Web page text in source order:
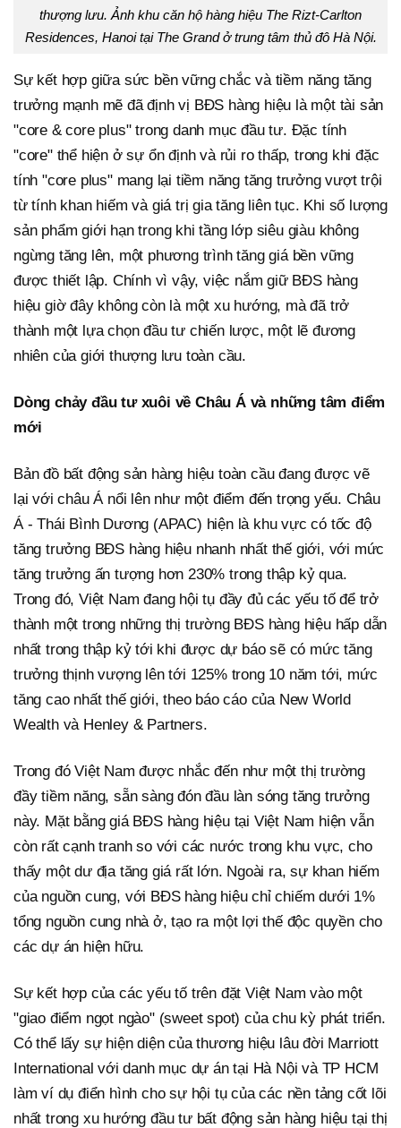
thượng lưu. Ảnh khu căn hộ hàng hiệu The Rizt-Carlton
Residences, Hanoi tại The Grand ở trung tâm thủ đô Hà Nội.
Sự kết hợp giữa sức bền vững chắc và tiềm năng tăng
trưởng mạnh mẽ đã định vị BĐS hàng hiệu là một tài sản
"core & core plus" trong danh mục đầu tư. Đặc tính
"core" thể hiện ở sự ổn định và rủi ro thấp, trong khi đặc
tính "core plus" mang lại tiềm năng tăng trưởng vượt trội
từ tính khan hiếm và giá trị gia tăng liên tục. Khi số lượng
sản phẩm giới hạn trong khi tầng lớp siêu giàu không
ngừng tăng lên, một phương trình tăng giá bền vững
được thiết lập. Chính vì vậy, việc nắm giữ BĐS hàng
hiệu giờ đây không còn là một xu hướng, mà đã trở
thành một lựa chọn đầu tư chiến lược, một lẽ đương
nhiên của giới thượng lưu toàn cầu.
Dòng chảy đầu tư xuôi về Châu Á và những tâm điểm
mới
Bản đồ bất động sản hàng hiệu toàn cầu đang được vẽ
lại với châu Á nổi lên như một điểm đến trọng yếu. Châu
Á - Thái Bình Dương (APAC) hiện là khu vực có tốc độ
tăng trưởng BĐS hàng hiệu nhanh nhất thế giới, với mức
tăng trưởng ấn tượng hơn 230% trong thập kỷ qua.
Trong đó, Việt Nam đang hội tụ đầy đủ các yếu tố để trở
thành một trong những thị trường BĐS hàng hiệu hấp dẫn
nhất trong thập kỷ tới khi được dự báo sẽ có mức tăng
trưởng thịnh vượng lên tới 125% trong 10 năm tới, mức
tăng cao nhất thế giới, theo báo cáo của New World
Wealth và Henley & Partners.
Trong đó Việt Nam được nhắc đến như một thị trường
đầy tiềm năng, sẵn sàng đón đầu làn sóng tăng trưởng
này. Mặt bằng giá BĐS hàng hiệu tại Việt Nam hiện vẫn
còn rất cạnh tranh so với các nước trong khu vực, cho
thấy một dư địa tăng giá rất lớn. Ngoài ra, sự khan hiếm
của nguồn cung, với BĐS hàng hiệu chỉ chiếm dưới 1%
tổng nguồn cung nhà ở, tạo ra một lợi thế độc quyền cho
các dự án hiện hữu.
Sự kết hợp của các yếu tố trên đặt Việt Nam vào một
"giao điểm ngọt ngào" (sweet spot) của chu kỳ phát triển.
Có thể lấy sự hiện diện của thương hiệu lâu đời Marriott
International với danh mục dự án tại Hà Nội và TP HCM
làm ví dụ điển hình cho sự hội tụ của các nền tảng cốt lõi
nhất trong xu hướng đầu tư bất động sản hàng hiệu tại thị